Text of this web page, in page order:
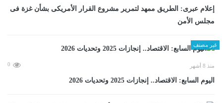
إعلام عبرى: الطريق ممهد لتمرير مشروع القرار الأمريكى بشأن غزة فى
مجلس الأمن
غير مصنف
منذ 8 أشهر 0
اليوم السابع: الاقتصاد.. إنجازات 2025 وتحديات 2026